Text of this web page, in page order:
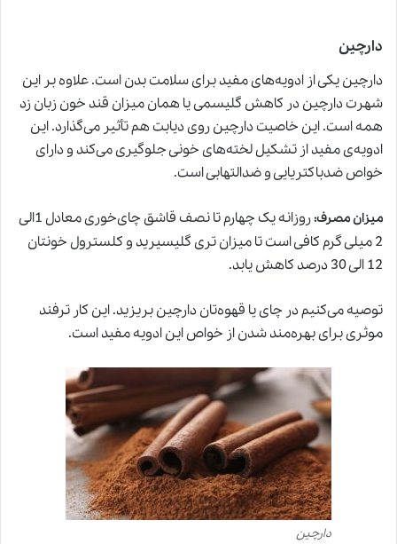
دارچین
دارچین یکی از ادویه‌های مفید برای سلامت بدن است. علاوه بر این
شهرت دارچین در کاهش گلیسمی یا همان میزان قند خون زبان زد
همه است. این خاصیت دارچین روی دیابت هم تأثیر می‌گذارد. این
ادویه‌ی مفید از تشکیل لخته‌های خونی جلوگیری می‌کند و دارای
خواص ضدباکتریایی و ضدالتهابی است.
میزان مصرف:
روزانه یک چهارم تا نصف قاشق چای‌خوری معادل 1الی
2 میلی گرم کافی است تا میزان تری گلیسیرید و کلسترول خونتان
12 الی 30 درصد کاهش یابد.
توصیه می‌کنیم در چای یا قهوه‌تان دارچین بریزید. این کار ترفند
موثری برای بهره‌مند شدن از خواص این ادویه مفید است.
دارچین